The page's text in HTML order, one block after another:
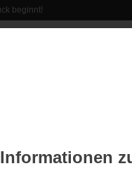
beginnt!
Informationen